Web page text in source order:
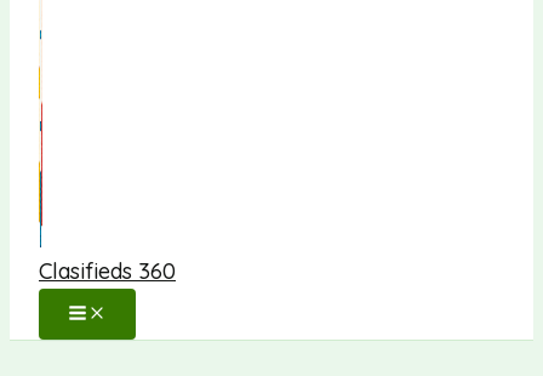
Clasifieds 360